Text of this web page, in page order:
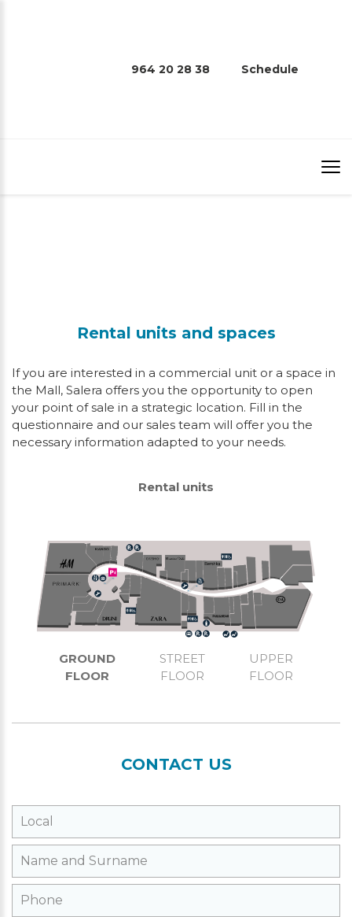
964 20 28 38 Schedule
Rental units and spaces
If you are interested in a commercial unit or a space in
the Mall, Salera offers you the opportunity to open
your point of sale in a strategic location. Fill in the
questionnaire and our sales team will offer you the
necessary information adapted to your needs.
Rental units
GROUND
FLOOR
STREET
FLOOR
UPPER
FLOOR
CONTACT US